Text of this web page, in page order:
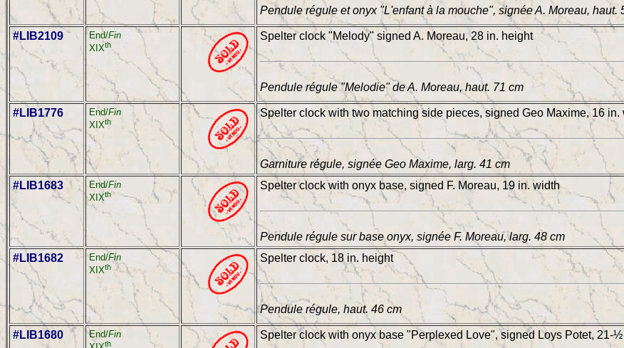
Pendule régule et onyx "L'enfant à la mouche", signée A. Moreau, haut.
#LIB2109 End/Fin
XIXth
Spelter clock "Melody" signed A. Moreau, 28 in. height
Pendule régule "Melodie" de A. Moreau, haut. 71 cm
#LIB1776 End/Fin
XIXth
Spelter clock with two matching side pieces, signed Geo Maxime, 16 in.
Garniture régule, signée Geo Maxime, larg. 41 cm
#LIB1683
End/Fin
XIXth
Spelter clock with onyx base, signed F. Moreau, 19 in. width
Pendule régule sur base onyx, signée F. Moreau, larg. 48 cm
#LIB1682
End/Fin
XIXth
Spelter clock, 18 in. height
Pendule régule, haut. 46 cm
#LIB1680 End/Fin
th
Spelter clock with onyx base "Perplexed Love", signed Loys Potet, 21-